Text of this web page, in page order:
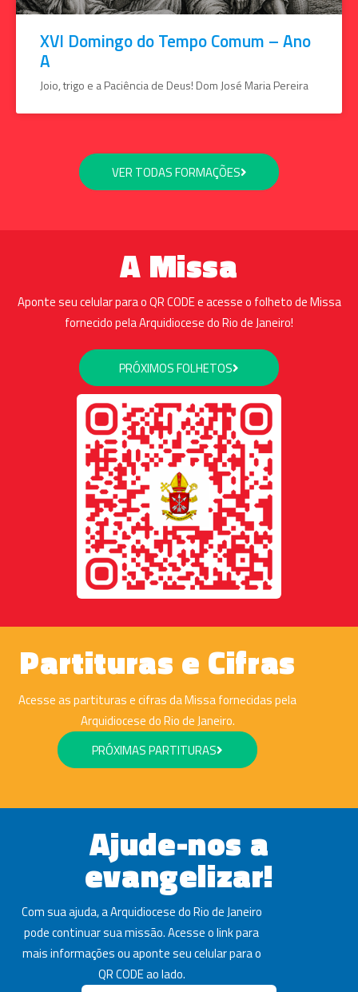
XVI Domingo do Tempo Comum – Ano
A
Joio, trigo e a Paciência de Deus! Dom José Maria Pereira
VER TODAS FORMAÇÕES
A Missa
Aponte seu celular para o QR CODE e acesse o folheto de Missa
fornecido pela Arquidiocese do Rio de Janeiro!
PRÓXIMOS FOLHETOS
Partituras e Cifras
Acesse as partituras e cifras da Missa fornecidas pela
Arquidiocese do Rio de Janeiro.
PRÓXIMAS PARTITURAS
Ajude-nos a
evangelizar!
Com sua ajuda, a Arquidiocese do Rio de Janeiro
pode continuar sua missão. Acesse o link para
mais informações ou aponte seu celular para o
QR CODE ao lado.